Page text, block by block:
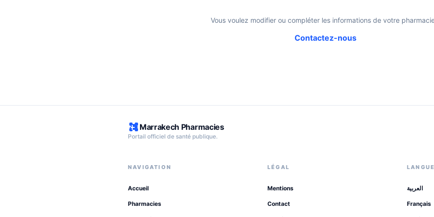
Vous voulez modifier ou compléter les informations de votre
Contactez-nous
Marrakech Pharmacies
Portail officiel de santé publique.
NAVIGATION
Accueil
Pharmacies
LÉGAL
Mentions
Contact
العربية
Français